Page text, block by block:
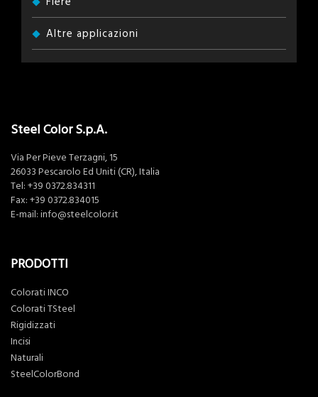
Altre applicazioni
Steel Color S.p.A.
Via Per Pieve Terzagni, 15
26033 Pescarolo Ed Uniti (CR), Italia
Tel: +39 0372.834311
Fax: +39 0372.834015
E-mail: info@steelcolor.it
PRODOTTI
Colorati INCO
Colorati TSteel
Rigidizzati
Incisi
Naturali
SteelColorBond